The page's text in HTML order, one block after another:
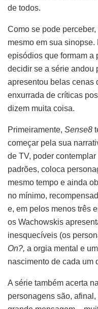
de todos.
Como se pode perceber,
mesmo em sua
episódios que formam a
decidir se a série andou
apresentou belas cenas
enxurrada de críticas
dizem muita coisa.
Primeiramente, Sense8
começar pela sua
de TV, poder
padrões, coloca
mesmo tempo e ainda
no mínimo,
e, em pelos menos três
os Wachowskis
inesquecíveis (os
On?, a orgia mental e
nascimento de cada um
A série também acerta
personagens são,